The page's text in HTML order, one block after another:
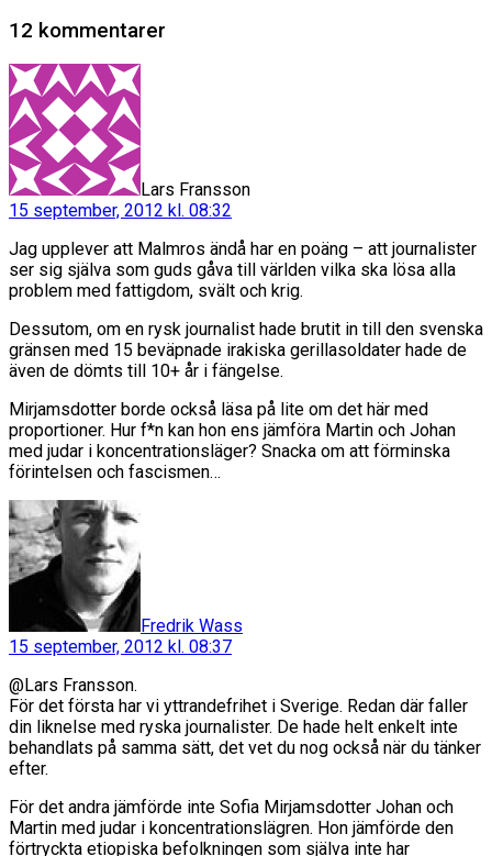
12 kommentarer
Lars Fransson
15 september, 2012 kl. 08:32
Jag upplever att Malmros ändå har en poäng – att journalister
ser sig själva som guds gåva till världen vilka ska lösa alla
problem med fattigdom, svält och krig.
Dessutom, om en rysk journalist hade brutit in till den svenska
gränsen med 15 beväpnade irakiska gerillasoldater hade de
även de dömts till 10+ år i fängelse.
Mirjamsdotter borde också läsa på lite om det här med
proportioner. Hur f*n kan hon ens jämföra Martin och Johan
med judar i koncentrationsläger? Snacka om att förminska
förintelsen och fascismen…
Fredrik Wass
15 september, 2012 kl. 08:37
@Lars Fransson.
För det första har vi yttrandefrihet i Sverige. Redan där faller
din liknelse med ryska journalister. De hade helt enkelt inte
behandlats på samma sätt, det vet du nog också när du tänker
efter.
För det andra jämförde inte Sofia Mirjamsdotter Johan och
Martin med judar i koncentrationslägren. Hon jämförde den
förtryckta etiopiska befolkningen som själva inte har